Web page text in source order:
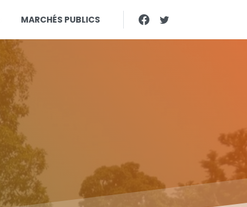
MARCHÉS PUBLICS